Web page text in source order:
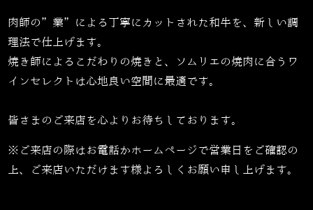
肉師の”業”による丁寧にカットされた和牛を、新しい調
理法で仕上げます。
焼き師によるこだわりの焼きと、ソムリエの焼肉に合うワ
インセレクトは心地良い空間に最適です。
皆さまのご来店を心よりお待ちしております。
※ご来店の際はお電話かホームページで営業日をご確認の
上、ご来店いただけます様よろしくお願い申し上げます。